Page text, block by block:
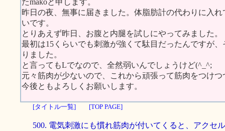
たmakoと申します。
昨日の夜、無事に届きました。体脂肪計の代わりに入
いです。
とりあえず昨日、お腹と内腿を試しにやってみました。
最初は15くらいでも刺激が強くて駄目だったんですが
りました。
と言ってもLでなので、全然弱いんでしょうけど(^_^;
元々筋肉が少ないので、これから頑張って筋肉をつけ
今後ともよろしくお願いします。
[タイトル一覧] [TOP PAGE]
500. 電気刺激にも慣れ筋肉が付いてくると、アクセ